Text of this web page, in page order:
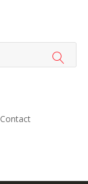
Contact